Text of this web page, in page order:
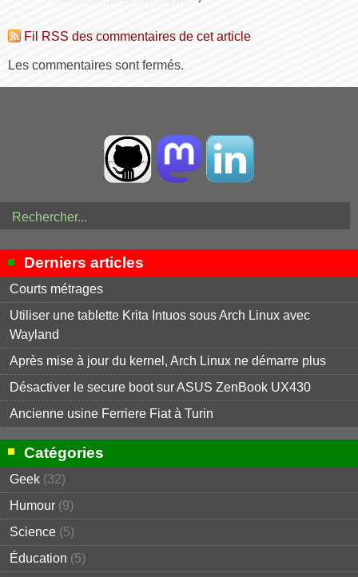
Fil RSS des commentaires de cet article
Les commentaires sont fermés.
Derniers articles
Courts métrages
Utiliser une tablette Krita Intuos sous Arch Linux avec
Wayland
Après mise à jour du kernel, Arch Linux ne démarre plus
Désactiver le secure boot sur ASUS ZenBook UX430
Ancienne usine Ferriere Fiat à Turin
Catégories
Geek (32)
Humour (9)
Science (5)
Éducation (5)